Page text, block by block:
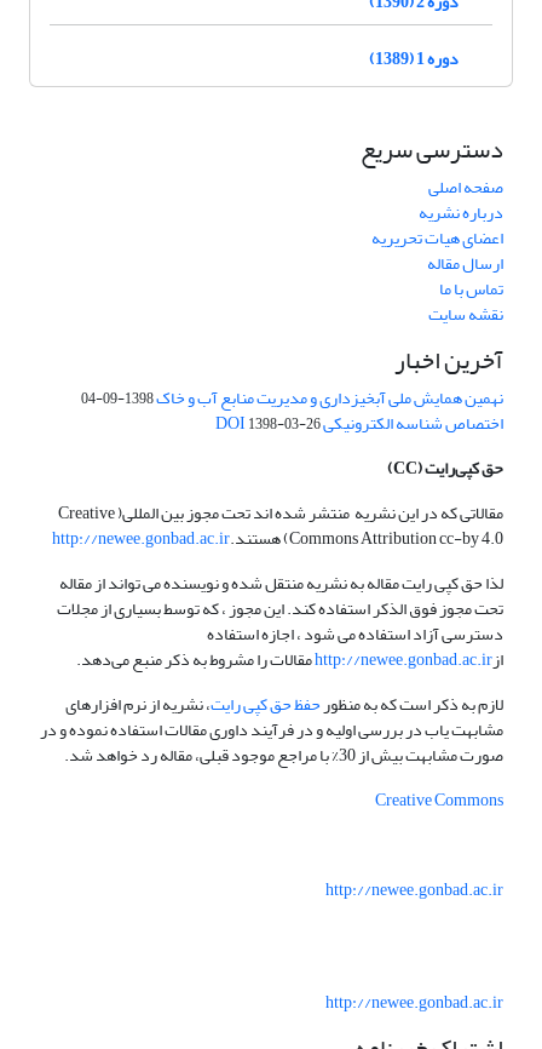
دوره 1 (1389)
دسترسی سریع
صفحه اصلی
درباره نشریه
اعضای هیات تحریریه
ارسال مقاله
تماس با ما
نقشه سایت
آخرین اخبار
نهمین همایش ملی آبخیزداری و مدیریت منابع آب و خاک1398-09-04
اختصاص شناسه الکترونیکی DOI1398-03-26
حق کپی‌رایت(CC)
مقالاتی که در این نشریه منتشر شده اند تحت مجوز بین المللی( Creative
Commons Attribution cc-by 4.0) هستند.
http://newee.gonbad.ac.ir
لذا حق کپی رایت مقاله به نشریه منتقل شده و نویسنده می تواند از مقاله
تحت مجوز فوق الذکر استفاده کند. این مجوز ، که توسط بسیاری از مجلات
دسترسی آزاد استفاده می شود ، اجازه استفاده
ازhttp://newee.gonbad.ac.irمقالات را مشروط به ذکر منبع می‌دهد.
لازم به ذکر است که به منظورحفظ حق کپی رایت، نشریه از نرم افزارهای
مشابهت یاب در بررسی اولیه و در فرآیند داوری مقالات استفاده نموده و در
صورت مشابهت بیش از 30% با مراجع موجود قبلی، مقاله رد خواهد شد.
Creative Commons
http://newee.gonbad.ac.ir
http://newee.gonbad.ac.ir